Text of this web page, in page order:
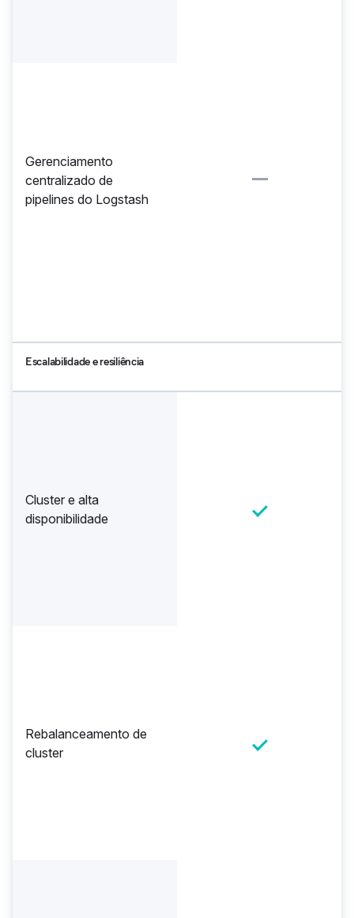
Gerenciamento
centralizado de
pipelines do Logstash
Escalabilidade e resiliência
Cluster e alta
disponibilidade
Rebalanceamento de
cluster